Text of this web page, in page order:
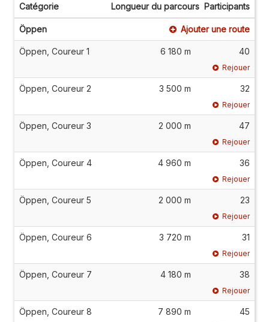
Catégorie Longueur du parcours Participants
Öppen Ajouter une route
Öppen, Coureur 1 6 180 m 40
Rejouer
Öppen, Coureur 2 3 500 m 32
Rejouer
Öppen, Coureur 3 2 000 m 47
Rejouer
Öppen, Coureur 4 4 960 m 36
Rejouer
Öppen, Coureur 5 2 000 m 23
Rejouer
Öppen, Coureur 6 3 720 m 31
Rejouer
Öppen, Coureur 7 4 180 m 38
Rejouer
Öppen, Coureur 8 7 890 m 45